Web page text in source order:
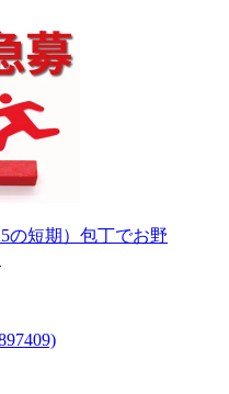
の短期）包丁でお野